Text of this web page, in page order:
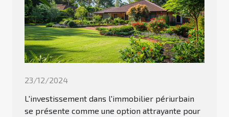
23/12/2024
L'investissement dans l'immobilier périurbain
se présente comme une option attrayante pour